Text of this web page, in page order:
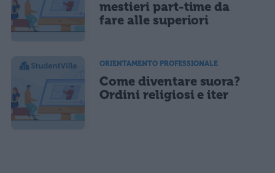
mestieri part-time da
fare alle superiori
ORIENTAMENTO PROFESSIONALE
Come diventare suora?
Ordini religiosi e iter